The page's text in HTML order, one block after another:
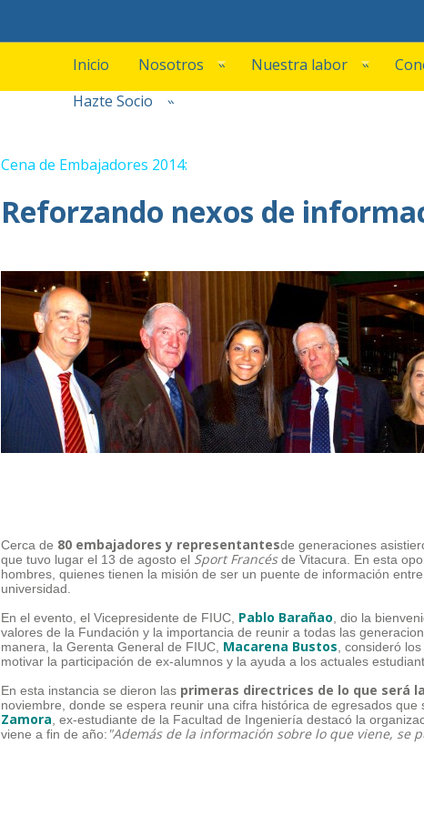
Inicio Nosotros » Nuestra labor »
Hazte Socio
»
Cena de Embajadores 2014:
Reforzando nexos de
Cerca de 80 embajadores y representantesde generaciones
que tuvo lugar el 13 de agosto el Sport Francésde Vitacura. En esta
hombres, quienes tienen la misión de ser un puente de información
universidad.
En el evento, el Vicepresidente de FIUC, Pablo Barañao , dio la
valores de la Fundación y la importancia de reunir a todas las
manera, la Gerenta General de FIUC, Macarena Bustos , consideró
motivar la participación de ex-alumnos y la ayuda a los actuales
En esta instancia se dieron las primeras directrices de lo que será
noviembre, donde se espera reunir una cifra histórica de egresados que
Zamora , ex-estudiante de la Facultad de Ingeniería destacó la
viene a fin de año: "Además de la información sobre lo que viene, se